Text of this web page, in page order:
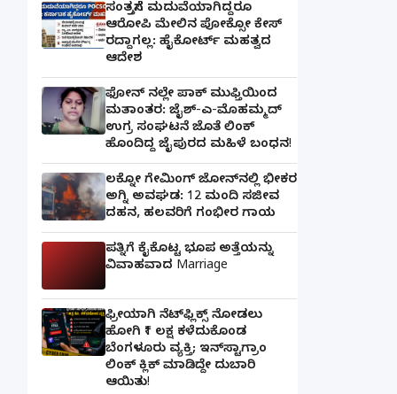
ಸಂತ್ರಸ್ತೆಗೆ ಮದುವೆಯಾಗಿದ್ದರೂ
ಆರೋಪಿ ಮೇಲಿನ ಪೋಕ್ಸೋ ಕೇಸ್
ರದ್ದಾಗಲ್ಲ: ಹೈಕೋರ್ಟ್ ಮಹತ್ವದ
ಆದೇಶ
ಫೋನ್ ನಲ್ಲೇ ಪಾಕ್ ಮುಫ್ತಿಯಿಂದ
ಮತಾಂತರ: ಜೈಶ್-ಎ-ಮೊಹಮ್ಮದ್
ಉಗ್ರ ಸಂಘಟನೆ ಜೊತೆ ಲಿಂಕ್
ಹೊಂದಿದ್ದ ಜೈಪುರದ ಮಹಿಳೆ ಬಂಧನ!
ಲಕ್ನೋ ಗೇಮಿಂಗ್ ಜೋನ್‌ನಲ್ಲಿ ಭೀಕರ
ಅಗ್ನಿ ಅವಘಡ: 12 ಮಂದಿ ಸಜೀವ
ದಹನ, ಹಲವರಿಗೆ ಗಂಭೀರ ಗಾಯ
ಪತ್ನಿಗೆ ಕೈಕೊಟ್ಟ ಭೂಪ ಅತ್ತೆಯನ್ನು
ವಿವಾಹವಾದ Marriage
ಫ್ರೀಯಾಗಿ ನೆಟ್‌ಫ್ಲಿಕ್ಸ್ ನೋಡಲು
ಹೋಗಿ ₹1 ಲಕ್ಷ ಕಳೆದುಕೊಂಡ
ಬೆಂಗಳೂರು ವ್ಯಕ್ತಿ; ಇನ್‌ಸ್ಟಾಗ್ರಾಂ
ಲಿಂಕ್ ಕ್ಲಿಕ್ ಮಾಡಿದ್ದೇ ದುಬಾರಿ
ಆಯಿತು!